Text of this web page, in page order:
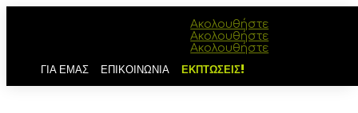
Ακολουθήστε
Ακολουθήστε
Ακολουθήστε
ΓΙΑ ΕΜΑΣ ΕΠΙΚΟΙΝΩΝΙΑ ΕΚΠΤΩΣΕΙΣ!